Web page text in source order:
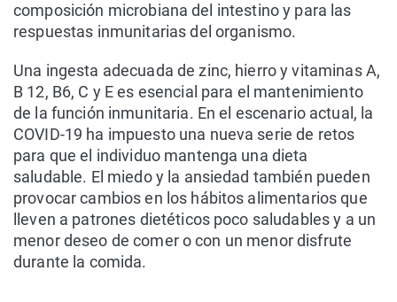
composición microbiana del intestino y para las
respuestas inmunitarias del organismo.
Una ingesta adecuada de zinc, hierro y vitaminas A,
B 12, B6, C y E es esencial para el mantenimiento
de la función inmunitaria. En el escenario actual, la
COVID-19 ha impuesto una nueva serie de retos
para que el individuo mantenga una dieta
saludable. El miedo y la ansiedad también pueden
provocar cambios en los hábitos alimentarios que
lleven a patrones dietéticos poco saludables y a un
menor deseo de comer o con un menor disfrute
durante la comida.